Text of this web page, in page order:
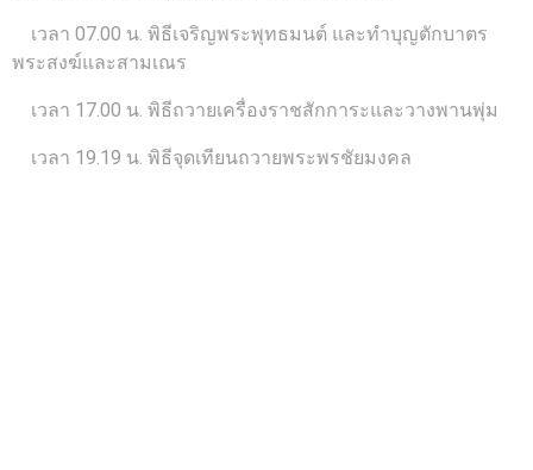
เวลา 07.00 น. พิธีเจริญพระพุทธมนต์ และทำบุญตักบาตร
พระสงฆ์และสามเณร
เวลา 17.00 น. พิธีถวายเครื่องราชสักการะและวางพานพุ่ม
เวลา 19.19 น. พิธีจุดเทียนถวายพระพรชัยมงคล